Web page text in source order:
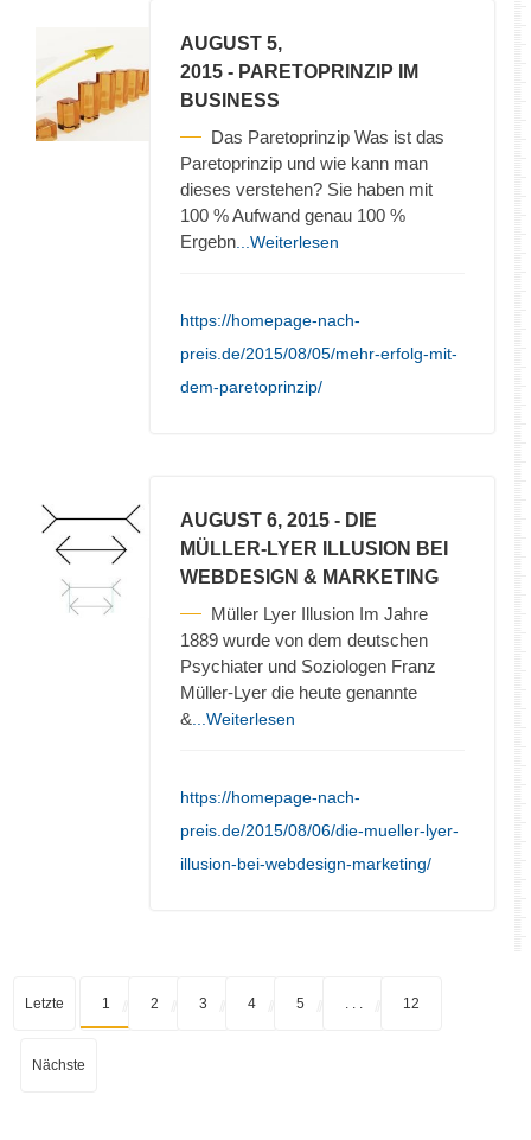
AUGUST 5,
2015 - PARETOPRINZIP IM
BUSINESS
Das Paretoprinzip Was ist das
Paretoprinzip und wie kann man
dieses verstehen? Sie haben mit
100 % Aufwand genau 100 %
Ergebn ...Weiterlesen
https://homepage-nach-
preis.de/2015/08/05/mehr-erfolg-mit-
dem-paretoprinzip/
AUGUST 6, 2015 - DIE
MÜLLER-LYER ILLUSION BEI
WEBDESIGN & MARKETING
Müller Lyer Illusion Im Jahre
1889 wurde von dem deutschen
Psychiater und Soziologen Franz
Müller-Lyer die heute genannte
& ...Weiterlesen
https://homepage-nach-
preis.de/2015/08/06/die-mueller-lyer-
illusion-bei-webdesign-marketing/
Letzte 1 2 3 4 5 12
Nächste